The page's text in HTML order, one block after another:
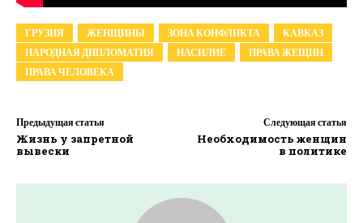
ГРУЗИЯ ЖЕНЩИНЫ ЗОНА КОНФЛИКТА
КАВКАЗ
НАРОДНАЯ ДИПЛОМАТИЯ
НАСИЛИЕ
ПРАВА ЖЕЩИН
ПРАВА ЧЕЛОВЕКА
Предыдущая статья
Жизнь у запретной
вывески
Следующая статья
Необходимость женщин
в политике